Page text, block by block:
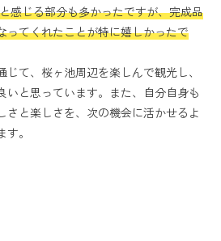
感じる部分も多かったですが、完成品
ってくれたことが特に嬉しかったで
て、桜ヶ池周辺を楽しんで観光し、
いと思っています。また、自分自身も
さと楽しさを、次の機会に活かせるよ
。